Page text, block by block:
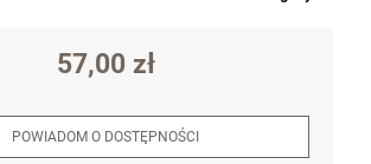
57,00 zł
POWIADOM O DOSTĘPNOŚCI